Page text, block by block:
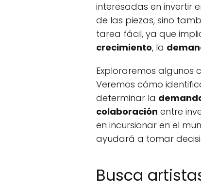
interesadas en invertir
de las piezas, sino
tarea fácil, ya que
crecimiento, la
Exploraremos algunos
Veremos cómo
determinar la
colaboración entre
en incursionar en el
ayudará a tomar
Busca